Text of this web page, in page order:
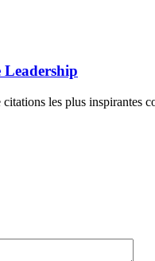
Leadership
les plus inspirantes